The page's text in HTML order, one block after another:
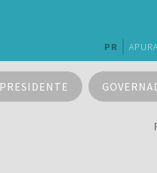
PR
PRESIDENTE